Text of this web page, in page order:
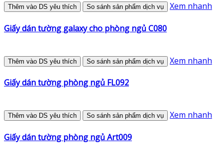
Thêm vào DS yêu thích So sánh sản phẩm dịch vụ Xem nhanh
Giấy dán tường galaxy cho phòng ngủ C080
Thêm vào DS yêu thích So sánh sản phẩm dịch vụ Xem nhanh
Giấy dán tường phòng ngủ FL092
Thêm vào DS yêu thích So sánh sản phẩm dịch vụ Xem nhanh
Giấy dán tường phòng ngủ Art009